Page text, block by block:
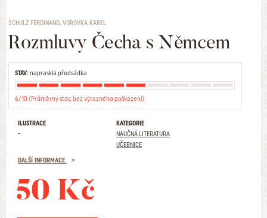
SCHULZ FERDINAND, VOROVKA KAREL
Rozmluvy Čecha s Němcem
STAV:naprasklá předsádka
6/10 (Průměrný stav, bez výrazného poškození)
ILUSTRACE
-
KATEGORIE
NAUČNÁ LITERATURA
UČEBNICE
DALŠÍ INFORMACE
50 Kč